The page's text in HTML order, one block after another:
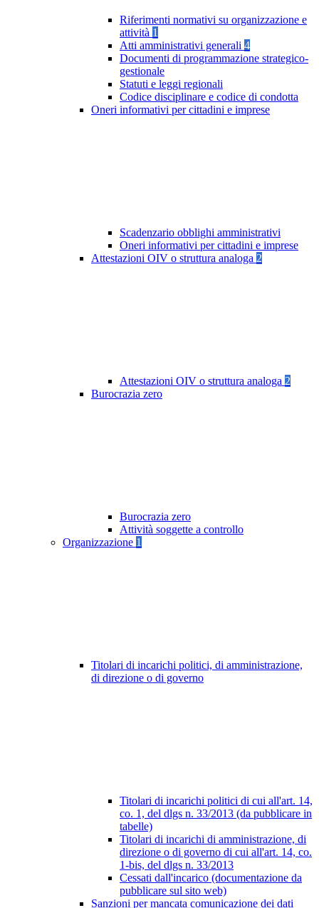
Riferimenti normativi su organizzazione e
attività 1
Atti amministrativi generali 4
Documenti di programmazione strategico-
gestionale
Statuti e leggi regionali
Codice disciplinare e codice di condotta
Oneri informativi per cittadini e imprese
Scadenzario obblighi amministrativi
Oneri informativi per cittadini e imprese
Attestazioni OIV o struttura analoga 2
Attestazioni OIV o struttura analoga 2
Burocrazia zero
Burocrazia zero
Attività soggette a controllo
Organizzazione 1
Titolari di incarichi politici, di amministrazione,
di direzione o di governo
Titolari di incarichi politici di cui all'art. 14,
co. 1, del dlgs n. 33/2013 (da pubblicare in
tabelle)
Titolari di incarichi di amministrazione, di
direzione o di governo di cui all'art. 14, co.
1-bis, del dlgs n. 33/2013
Cessati dall'incarico (documentazione da
pubblicare sul sito web)
Sanzioni per mancata comunicazione dei dati